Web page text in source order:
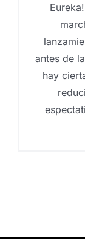
antes de
hay